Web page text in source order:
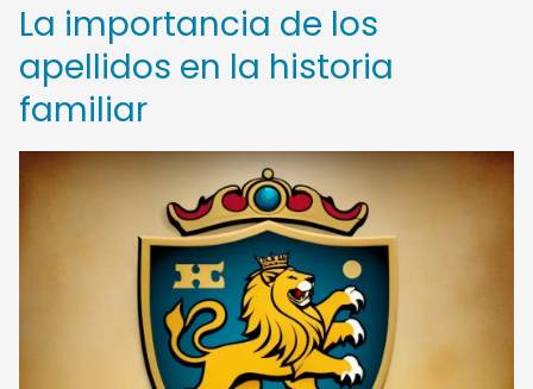
La importancia de los
apellidos en la historia
familiar